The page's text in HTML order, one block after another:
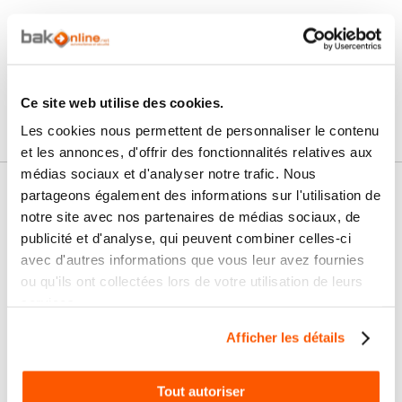
Ce site web utilise des cookies.
Les cookies nous permettent de personnaliser le contenu
et les annonces, d'offrir des fonctionnalités relatives aux
médias sociaux et d'analyser notre trafic. Nous
partageons également des informations sur l'utilisation de
notre site avec nos partenaires de médias sociaux, de
publicité et d'analyse, qui peuvent combiner celles-ci
avec d'autres informations que vous leur avez fournies
ou qu'ils ont collectées lors de votre utilisation de leurs
Afficher les détails
Tout autoriser
Pas encore de questions
Nos services
Paiement
100% sécurisé
Paiement en
3x sans frais
Garanties